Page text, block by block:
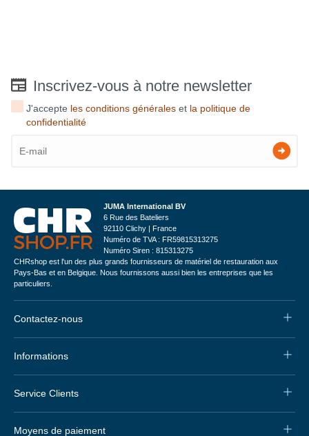
Inscrivez-vous à notre newsletter
J'accepte les conditions générales et la politique de
confidentialité
JUMA International BV
6 Rue des Bateliers
92110 Clichy | France
Numéro de TVA : FR59815313275
Numéro Siren : 815313275
CHRshop est l'un des plus grands fournisseurs de matériel de restauration aux
Pays-Bas et en Belgique. Nous fournissons aussi bien les entreprises que les
particuliers.
Contactez-nous
Informations
Service Clients
Moyens de paiement